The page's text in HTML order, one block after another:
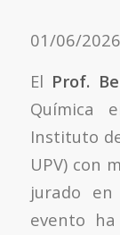
01/06/2026
El Prof.
Química
Instituto
UPV) con
jurado
evento